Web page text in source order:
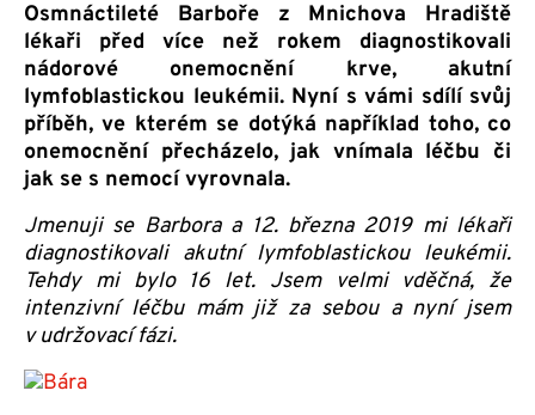
Osmnáctileté Barboře z Mnichova Hradiště
lékaři před více než rokem diagnostikovali
nádorové onemocnění krve, akutní
lymfoblastickou leukémii. Nyní s vámi sdílí svůj
příběh, ve kterém se dotýká například toho, co
onemocnění přecházelo, jak vnímala léčbu či
jak se s nemocí vyrovnala.
Jmenuji se Barbora a 12. března 2019 mi lékaři
diagnostikovali akutní lymfoblastickou leukémii.
Tehdy mi bylo 16 let. Jsem velmi vděčná, že
intenzivní léčbu mám již za sebou a nyní jsem
v udržovací fázi.